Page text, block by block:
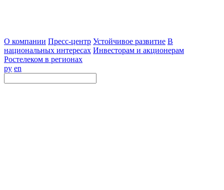
О компании Пресс-центр Устойчивое развитие В
национальных интересах Инвесторам и акционерам
Ростелеком в регионах
ру en